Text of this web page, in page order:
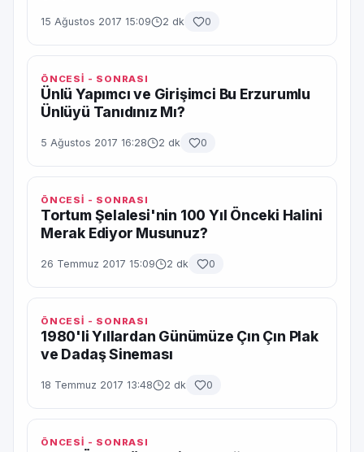
15 Ağustos 2017 15:09 2 dk 0
ÖNCESİ - SONRASI
Ünlü Yapımcı ve Girişimci Bu Erzurumlu
Ünlüyü Tanıdınız Mı?
5 Ağustos 2017 16:28 2 dk 0
ÖNCESİ - SONRASI
Tortum Şelalesi'nin 100 Yıl Önceki Halini
Merak Ediyor Musunuz?
26 Temmuz 2017 15:09 2 dk 0
ÖNCESİ - SONRASI
1980'li Yıllardan Günümüze Çın Çın Plak
ve Dadaş Sineması
18 Temmuz 2017 13:48 2 dk 0
ÖNCESİ - SONRASI